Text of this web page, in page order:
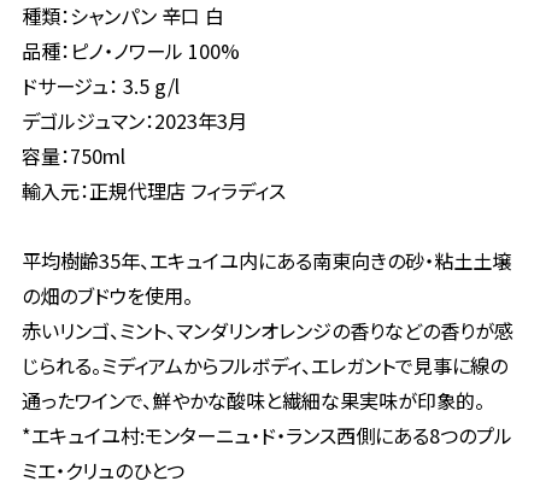
種類：シャンパン 辛口 白
品種：ピノ・ノワール 100%
ドサージュ： 3.5 g/l
デゴルジュマン：2023年3月
容量：750ml
輸入元：正規代理店 フィラディス
平均樹齢35年、エキュイユ内にある南東向きの砂・粘土土壌
の畑のブドウを使用。
赤いリンゴ、ミント、マンダリンオレンジの香りなどの香りが感
じられる。ミディアムからフルボディ、エレガントで見事に線の
通ったワインで、鮮やかな酸味と繊細な果実味が印象的。
*エキュイユ村:モンターニュ・ド・ランス西側にある8つのプル
ミエ・クリュのひとつ